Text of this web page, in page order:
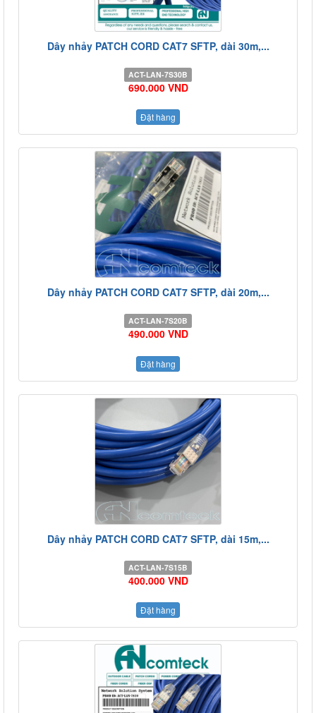
Dây nhảy PATCH CORD CAT7 SFTP, dài 30m,...
ACT-LAN-7S30B
690.000 VND
Đặt hàng
Dây nhảy PATCH CORD CAT7 SFTP, dài 20m,...
ACT-LAN-7S20B
490.000 VND
Đặt hàng
Dây nhảy PATCH CORD CAT7 SFTP, dài 15m,...
ACT-LAN-7S15B
400.000 VND
Đặt hàng